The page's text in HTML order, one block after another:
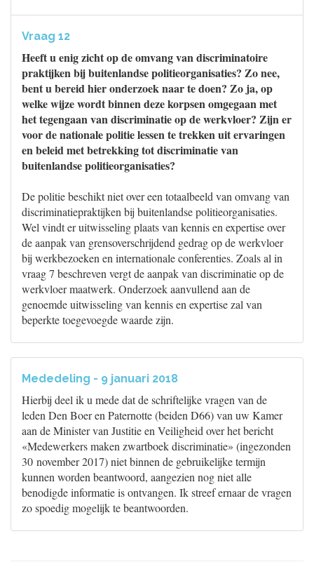
Vraag 12
Heeft u enig zicht op de omvang van discriminatoire
praktijken bij buitenlandse politieorganisaties? Zo nee,
bent u bereid hier onderzoek naar te doen? Zo ja, op
welke wijze wordt binnen deze korpsen omgegaan met
het tegengaan van discriminatie op de werkvloer? Zijn er
voor de nationale politie lessen te trekken uit ervaringen
en beleid met betrekking tot discriminatie van
buitenlandse politieorganisaties?
De politie beschikt niet over een totaalbeeld van omvang van
discriminatiepraktijken bij buitenlandse politieorganisaties.
Wel vindt er uitwisseling plaats van kennis en expertise over
de aanpak van grensoverschrijdend gedrag op de werkvloer
bij werkbezoeken en internationale conferenties. Zoals al in
vraag 7 beschreven vergt de aanpak van discriminatie op de
werkvloer maatwerk. Onderzoek aanvullend aan de
genoemde uitwisseling van kennis en expertise zal van
beperkte toegevoegde waarde zijn.
Mededeling - 9 januari 2018
Hierbij deel ik u mede dat de schriftelijke vragen van de
leden Den Boer en Paternotte (beiden D66) van uw Kamer
aan de Minister van Justitie en Veiligheid over het bericht
«Medewerkers maken zwartboek discriminatie» (ingezonden
30 november 2017) niet binnen de gebruikelijke termijn
kunnen worden beantwoord, aangezien nog niet alle
benodigde informatie is ontvangen. Ik streef ernaar de vragen
zo spoedig mogelijk te beantwoorden.